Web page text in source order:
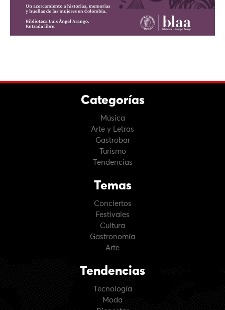
Categorías
Música
Arte y Letras
Gastrobar
Turismo
Tendencias
Temas
Conciertos
Festivales
Cultura
Gastronomía
Arte
Tendencias
Tecnología
Moda